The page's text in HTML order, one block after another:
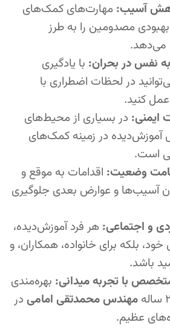
آسیب: مهارت‌های کمک‌های
مصدومین را به طرز
می‌دهد.
نفس در بحران: با یادگیری
در لحظات اضطراری با
کنید.
ایمنی: در بسیاری از محیط‌های
آموزش‌دیده در زمینه کمک‌های
است.
وضعیت: اقدامات به موقع و
آسیب‌ها و عوارض بعدی جلوگیری
و اجتماعی: هر فرد آموزش‌دیده،
خود، بلکه برای خانواده، همکاران، و
باشد.
با تجربه میدانی: بهره‌مندی
مهندس محمدتقی امامی در